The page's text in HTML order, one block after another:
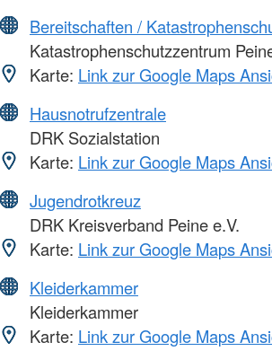
Bereitschaften /
Katastrophenschutzzentrum
Karte: Link zur Google Maps
Hausnotrufzentrale
DRK Sozialstation
Karte: Link zur Google Maps
Jugendrotkreuz
DRK Kreisverband Peine e.V.
Karte: Link zur Google Maps
Kleiderkammer
Kleiderkammer
Karte: Link zur Google Maps